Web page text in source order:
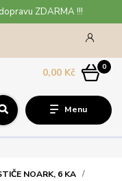
ZDARMA !!!
Menu
0
0,00 Kč
NOARK, 6 KA